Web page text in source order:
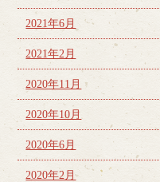
2021年6月
2021年2月
2020年11月
2020年10月
2020年6月
2020年2月